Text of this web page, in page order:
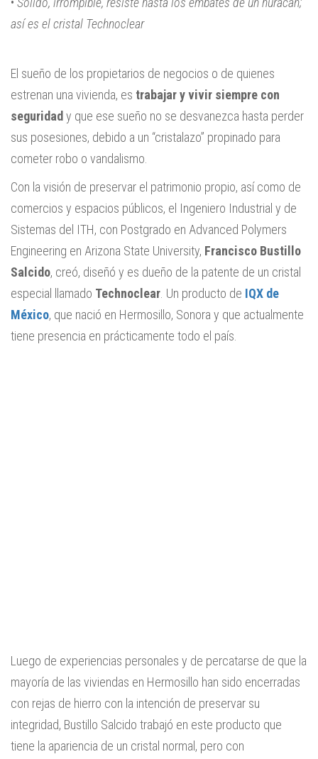
así es el cristal Technoclear
El sueño de los propietarios de negocios o de quienes
estrenan una vivienda, es trabajar y vivir siempre con
seguridad y que ese sueño no se desvanezca hasta perder
sus posesiones, debido a un “cristalazo” propinado para
cometer robo o vandalismo.
Con la visión de preservar el patrimonio propio, así como de
comercios y espacios públicos, el Ingeniero Industrial y de
Sistemas del ITH, con Postgrado en Advanced Polymers
Engineering en Arizona State University, Francisco Bustillo
Salcido, creó, diseñó y es dueño de la patente de un cristal
especial llamado Technoclear . Un producto de IQX de
México, que nació en Hermosillo, Sonora y que actualmente
tiene presencia en prácticamente todo el país.
Luego de experiencias personales y de percatarse de que la
mayoría de las viviendas en Hermosillo han sido encerradas
con rejas de hierro con la intención de preservar su
integridad, Bustillo Salcido trabajó en este producto que
tiene la apariencia de un cristal normal, pero con